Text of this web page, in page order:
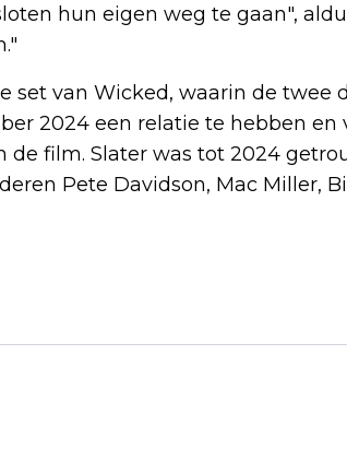
hun eigen weg te gaan",
set van Wicked, waarin de twee
2024 een relatie te hebben en
film. Slater was tot 2024
Pete Davidson, Mac Miller,
ROMAN DERWIG